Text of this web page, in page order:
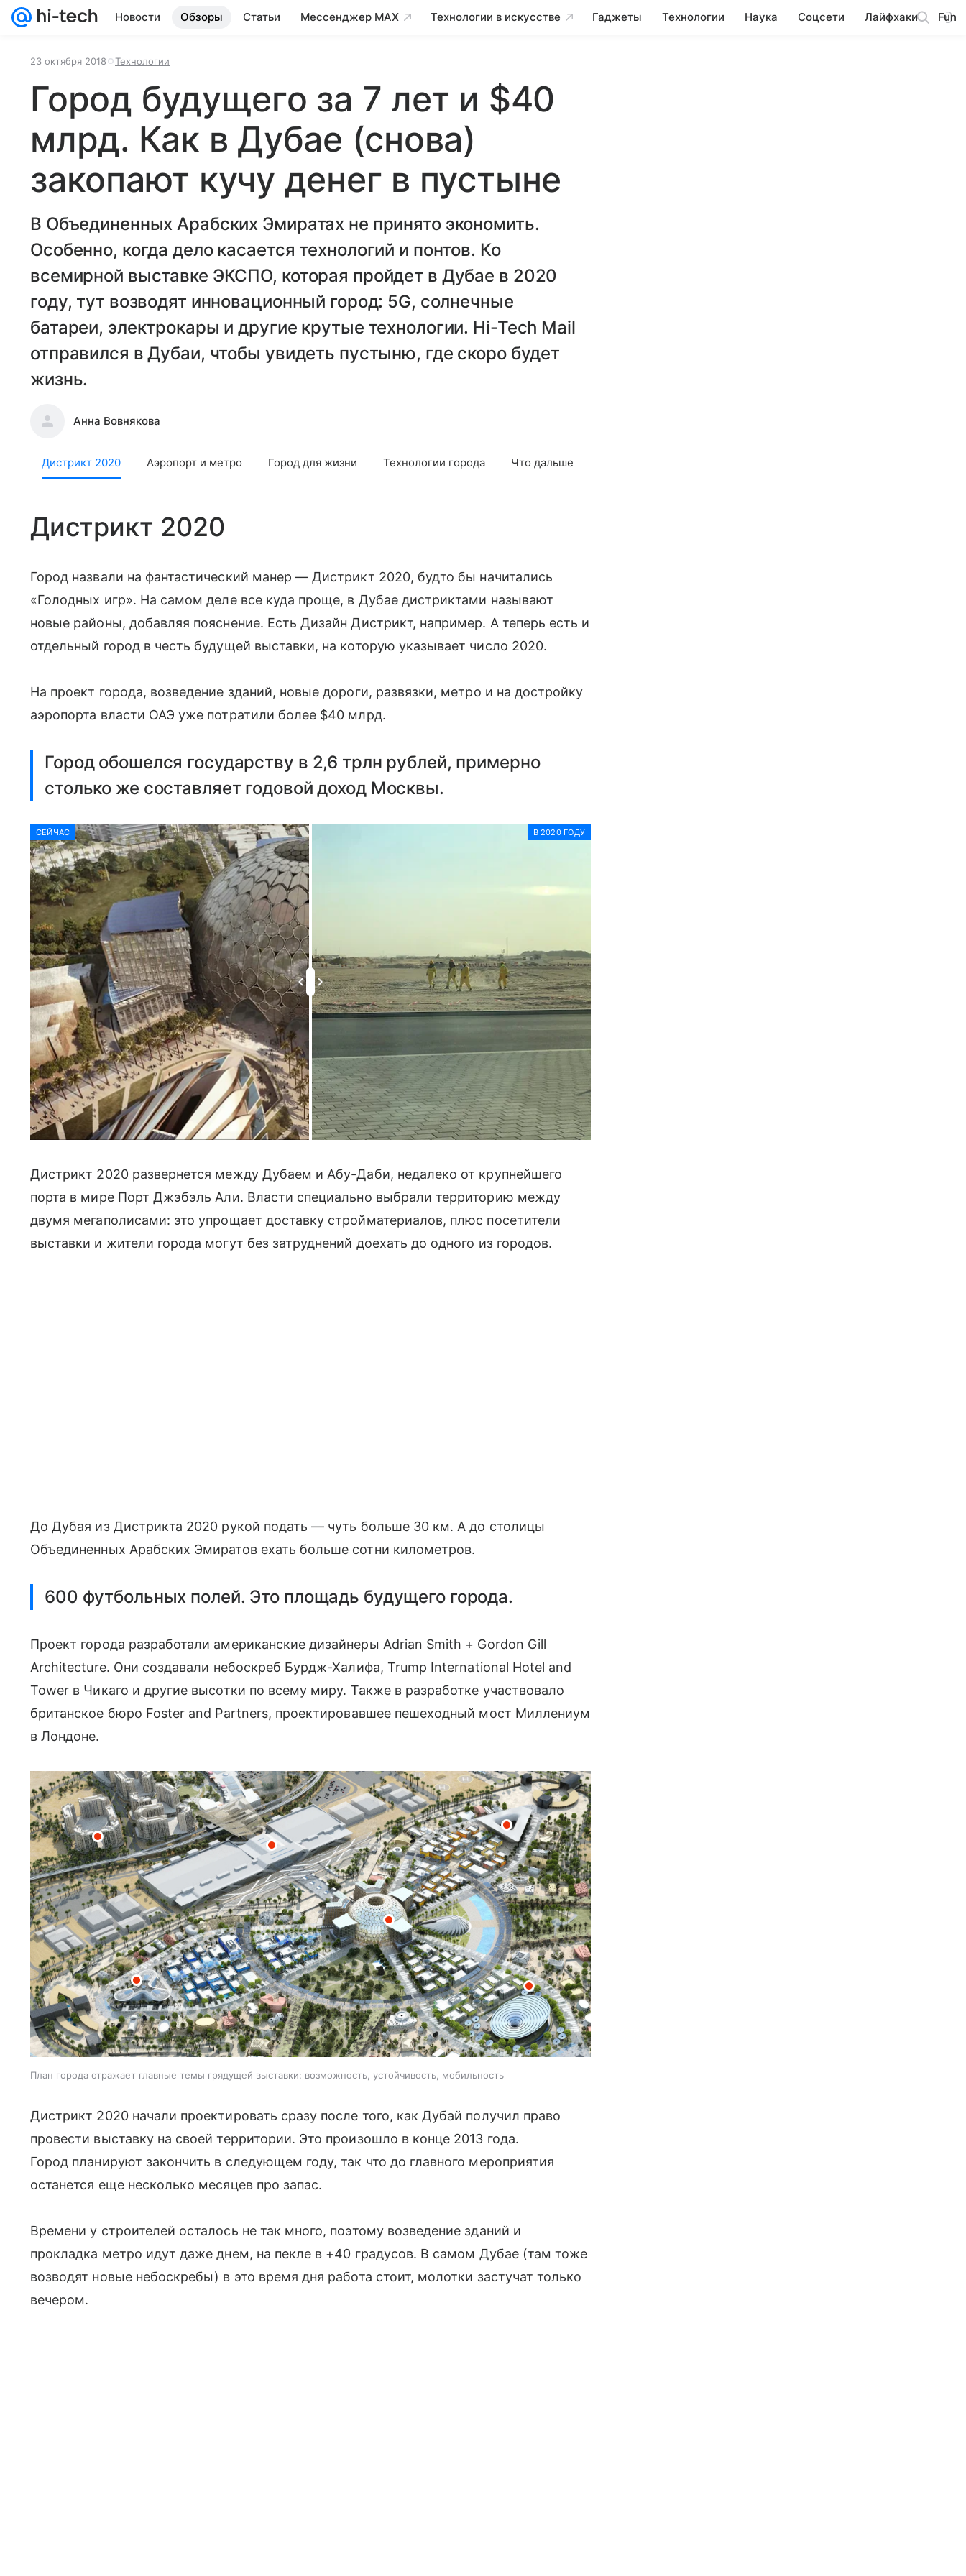
Новости Обзоры Статьи Мессенджер MAX Технологии в искусстве Гаджеты Технологии Наука Соцсети Лайфхаки Fun
23 октября 2018 Технологии
Город будущего за 7 лет и $40
млрд. Как в Дубае (снова)
закопают кучу денег в пустыне
В Объединенных Арабских Эмиратах не принято экономить.
Особенно, когда дело касается технологий и понтов. Ко
всемирной выставке ЭКСПО, которая пройдет в Дубае в 2020
году, тут возводят инновационный город: 5G, солнечные
батареи, электрокары и другие крутые технологии. Hi-Tech Mail
отправился в Дубаи, чтобы увидеть пустыню, где скоро будет
жизнь.
Анна Вовнякова
Дистрикт 2020 Аэропорт и метро Город для жизни Технологии города Что дальше
Дистрикт 2020
Город назвали на фантастический манер — Дистрикт 2020, будто бы начитались
«Голодных игр». На самом деле все куда проще, в Дубае дистриктами называют
новые районы, добавляя пояснение. Есть Дизайн Дистрикт, например. А теперь есть и
отдельный город в честь будущей выставки, на которую указывает число 2020.
На проект города, возведение зданий, новые дороги, развязки, метро и на достройку
аэропорта власти ОАЭ уже потратили более $40 млрд.
Город обошелся государству в 2,6 трлн рублей, примерно
столько же составляет годовой доход Москвы.
СЕЙЧАС В 2020 ГОДУ
Дистрикт 2020 развернется между Дубаем и Абу-Даби, недалеко от крупнейшего
порта в мире Порт Джэбэль Али. Власти специально выбрали территорию между
двумя мегаполисами: это упрощает доставку стройматериалов, плюс посетители
выставки и жители города могут без затруднений доехать до одного из городов.
До Дубая из Дистрикта 2020 рукой подать — чуть больше 30 км. А до столицы
Объединенных Арабских Эмиратов ехать больше сотни километров.
600 футбольных полей. Это площадь будущего города.
Проект города разработали американские дизайнеры Adrian Smith + Gordon Gill
Architecture. Они создавали небоскреб Бурдж-Халифа, Trump International Hotel and
Tower в Чикаго и другие высотки по всему миру. Также в разработке участвовало
британское бюро Foster and Partners, проектировавшее пешеходный мост Миллениум
в Лондоне.
План города отражает главные темы грядущей выставки: возможность, устойчивость, мобильность
Дистрикт 2020 начали проектировать сразу после того, как Дубай получил право
провести выставку на своей территории. Это произошло в конце 2013 года.
Город планируют закончить в следующем году, так что до главного мероприятия
останется еще несколько месяцев про запас.
Времени у строителей осталось не так много, поэтому возведение зданий и
прокладка метро идут даже днем, на пекле в +40 градусов. В самом Дубае (там тоже
возводят новые небоскребы) в это время дня работа стоит, молотки застучат только
вечером.